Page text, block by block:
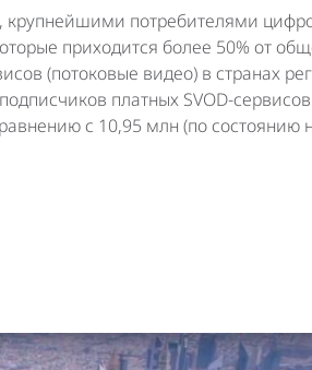
крупнейшими потребителями
приходится более 50% от
(потоковые видео) в странах
платных SVOD-
с 10,95 млн (по состоянию